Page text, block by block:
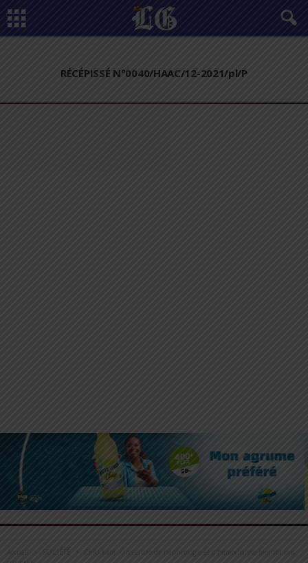
RÉCÉPISSÉ N°0040/HAAC/12-2021/pl/P
Accueil
CHU Kara: Un centre de néphrologie et d’hemodialyse bientôt mis